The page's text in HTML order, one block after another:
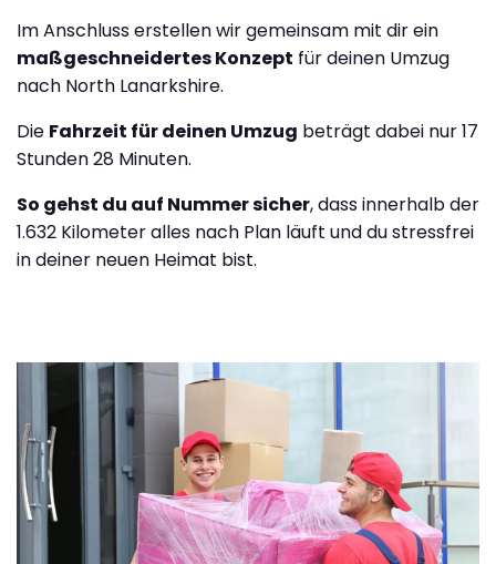
Im Anschluss erstellen wir gemeinsam mit dir ein
maßgeschneidertes Konzept für deinen Umzug
nach North Lanarkshire.
Die Fahrzeit für deinen Umzug beträgt dabei nur 17
Stunden 28 Minuten.
So gehst du auf Nummer sicher, dass innerhalb der
1.632 Kilometer alles nach Plan läuft und du stressfrei
in deiner neuen Heimat bist.